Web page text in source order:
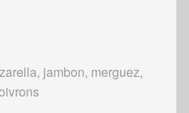
jambon, merguez,